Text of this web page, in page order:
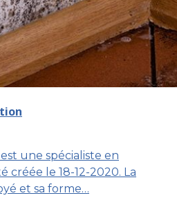
une spécialiste en
le 18-12-2020. La
et sa forme…